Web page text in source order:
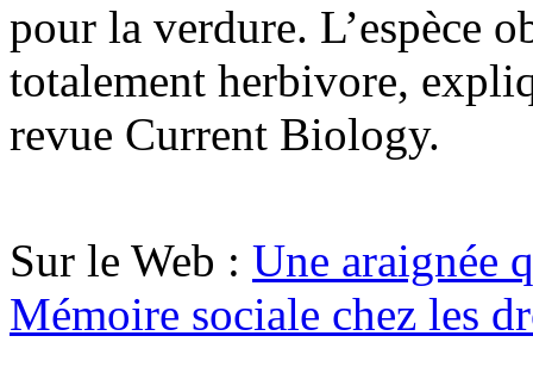
pour la verdure. L’espèce
totalement herbivore,
revue Current Biology.
Sur le Web : Une araignée
Mémoire sociale chez les